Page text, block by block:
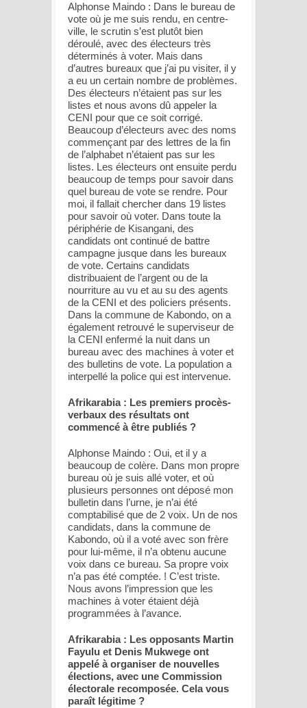
Alphonse Maindo : Dans le bureau de
vote où je me suis rendu, en centre-
ville, le scrutin s’est plutôt bien
déroulé, avec des électeurs très
déterminés à voter. Mais dans
d’autres bureaux que j’ai pu visiter, il y
a eu un certain nombre de problèmes.
Des électeurs n’étaient pas sur les
listes et nous avons dû appeler la
CENI pour que ce soit corrigé.
Beaucoup d’électeurs avec des noms
commençant par des lettres de la fin
de l’alphabet n’étaient pas sur les
listes. Les électeurs ont ensuite perdu
beaucoup de temps pour savoir dans
quel bureau de vote se rendre. Pour
moi, il fallait chercher dans 19 listes
pour savoir où voter. Dans toute la
périphérie de Kisangani, des
candidats ont continué de battre
campagne jusque dans les bureaux
de vote. Certains candidats
distribuaient de l’argent ou de la
nourriture au vu et au su des agents
de la CENI et des policiers présents.
Dans la commune de Kabondo, on a
également retrouvé le superviseur de
la CENI enfermé la nuit dans un
bureau avec des machines à voter et
des bulletins de vote. La population a
interpellé la police qui est intervenue.
Afrikarabia : Les premiers procès-
verbaux des résultats ont
commencé à être publiés ?
Alphonse Maindo : Oui, et il y a
beaucoup de colère. Dans mon propre
bureau où je suis allé voter, et où
plusieurs personnes ont déposé mon
bulletin dans l’urne, je n’ai été
comptabilisé que de 2 voix. Un de nos
candidats, dans la commune de
Kabondo, où il a voté avec son frère
pour lui-même, il n’a obtenu aucune
voix dans ce bureau. Sa propre voix
n’a pas été comptée. ! C’est triste.
Nous avons l’impression que les
machines à voter étaient déjà
programmées à l’avance.
Afrikarabia : Les opposants Martin
Fayulu et Denis Mukwege ont
appelé à organiser de nouvelles
élections, avec une Commission
électorale recomposée. Cela vous
paraît légitime ?